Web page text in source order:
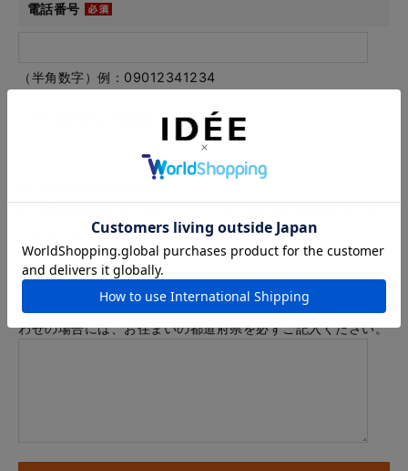
電話番号
（半角数字）例：09012341234
アドレスはご利用いただけません
内容
※商品に関するお問い合わせ、納期・お届けに関するお問い合
わせの場合には、お住まいの都道府県を必ずご記入ください。